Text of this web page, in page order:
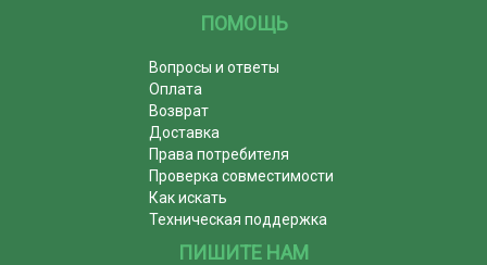
ПОМОЩЬ
Вопросы и ответы
Оплата
Возврат
Доставка
Права потребителя
Проверка совместимости
Как искать
Техническая поддержка
ПИШИТЕ НАМ